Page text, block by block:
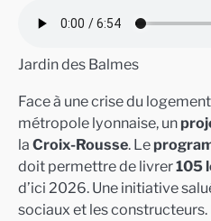
Jardin des Balmes
Face à une crise du
métropole lyonnaise, un
la Croix-Rousse. Le
doit permettre de livrer105
d’ici 2026. Une initiative
sociaux et les